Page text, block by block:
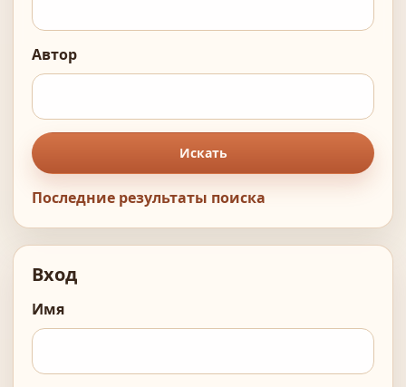
Автор
Искать
Последние результаты поиска
Вход
Имя